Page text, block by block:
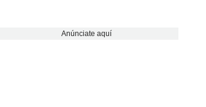
Anúnciate aquí